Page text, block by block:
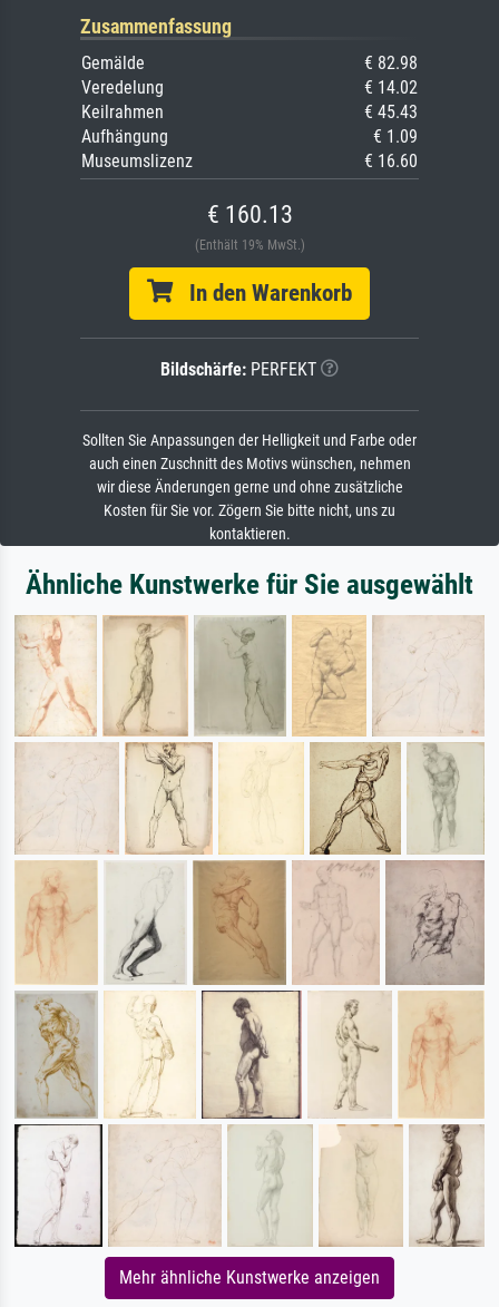
Zusammenfassung
Gemälde
€ 82.98
Veredelung
€ 14.02
Keilrahmen
€ 45.43
Aufhängung
€ 1.09
Museumslizenz
€ 16.60
€ 160.13
(Enthält 19% MwSt.)
In den Warenkorb
Bildschärfe: PERFEKT
Sollten Sie Anpassungen der Helligkeit und Farbe oder
auch einen Zuschnitt des Motivs wünschen, nehmen
wir diese Änderungen gerne und ohne zusätzliche
Kosten für Sie vor. Zögern Sie bitte nicht, uns zu
kontaktieren.
Ähnliche Kunstwerke für Sie ausgewählt
Mehr ähnliche Kunstwerke anzeigen